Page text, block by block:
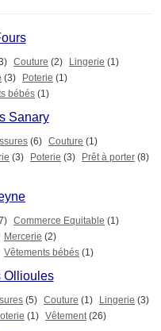
Couture (2) Lingerie (1)
(3) Poterie (1)
bébés (1)
Sanary
(6) Couture (1)
(3) Poterie (3) Prêt à porter (8)
Commerce Equitable (1)
Mercerie (2)
Vêtements bébés (1)
Ollioules
(5) Couture (1) Lingerie (3)
(1) Vêtement (26)